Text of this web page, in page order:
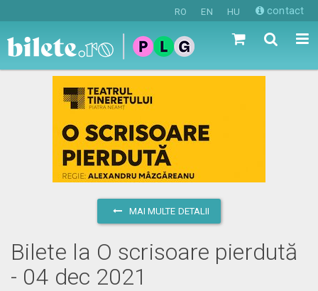
RO EN HU contact
MAI MULTE DETALII
Bilete la O scrisoare pierdută
- 04 dec 2021